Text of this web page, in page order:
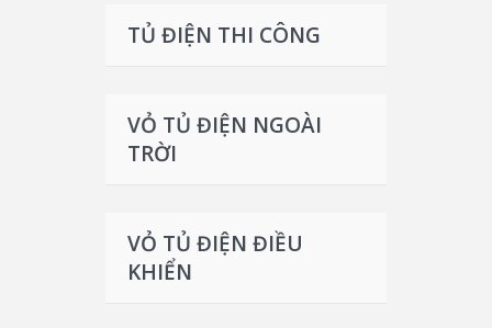
TỦ ĐIỆN THI CÔNG
VỎ TỦ ĐIỆN NGOÀI
TRỜI
VỎ TỦ ĐIỆN ĐIỀU
KHIỂN